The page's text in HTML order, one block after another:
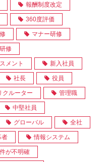
報酬制度改定
360度評価
マナー研修
修
メント 新入社員
社長 役員
クルーター 管理職
中堅社員
グローバル 全社
者 情報システム
が不明確